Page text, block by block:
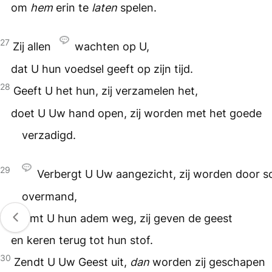
om hem erin te laten spelen.
27 Zij allen
wachten op U,
dat U hun voedsel geeft op zijn tijd.
28 Geeft U het hun, zij verzamelen het,
doet U Uw hand open, zij worden met het goede
verzadigd.
29
Verbergt U Uw aangezicht, zij worden door
overmand,
neemt U hun adem weg, zij geven de geest
en keren terug tot hun stof.
30 Zendt U Uw Geest uit, dan worden zij geschapen